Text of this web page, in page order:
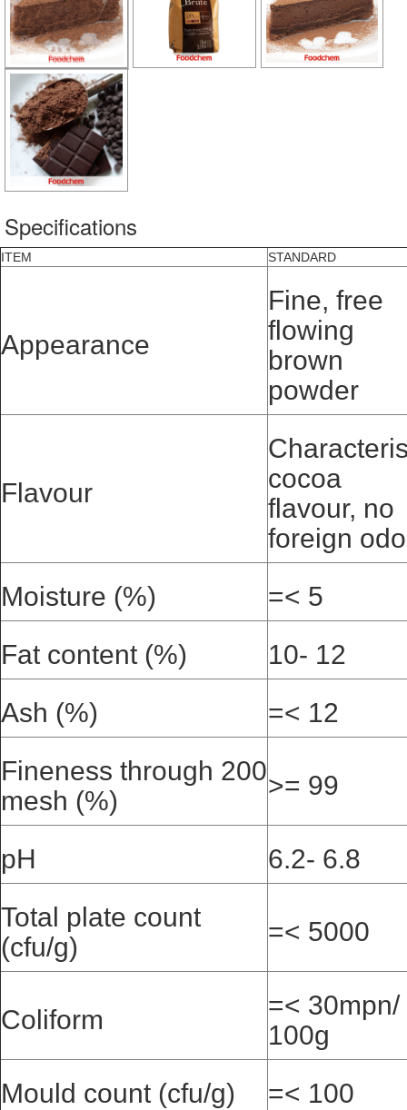
Specifications
ITEM STANDARD
Appearance
Fine, free
flowing
brown
powder
Flavour
cocoa
flavour, no
foreign
Moisture (%)
=< 5
Fat content (%)
10- 12
Ash (%)
=< 12
Fineness through 200
mesh (%)
>= 99
pH
6.2- 6.8
Total plate count
(cfu/g)
=< 5000
Coliform
=< 30mpn/
100g
Mould count (cfu/g)
=< 100